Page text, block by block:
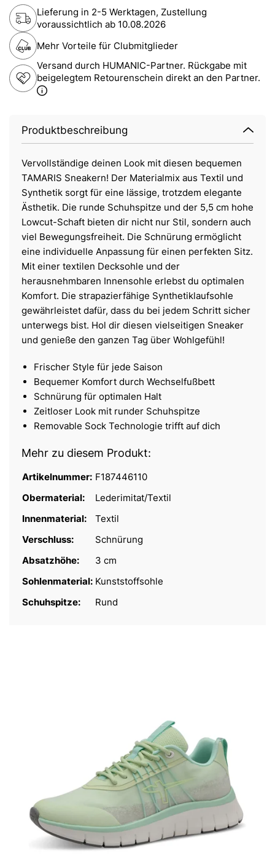
Lieferung in 2-5 Werktagen, Zustellung
voraussichtlich ab 10.08.2026
Mehr Vorteile für Clubmitglieder
Versand durch HUMANIC-Partner. Rückgabe mit
beigelegtem Retourenschein direkt an den Partner.
Produktbeschreibung
Vervollständige deinen Look mit diesen bequemen
TAMARIS Sneakern! Der Materialmix aus Textil und
Synthetik sorgt für eine lässige, trotzdem elegante
Ästhetik. Die runde Schuhspitze und der 5,5 cm hohe
Lowcut-Schaft bieten dir nicht nur Stil, sondern auch
viel Bewegungsfreiheit. Die Schnürung ermöglicht
eine individuelle Anpassung für einen perfekten Sitz.
Mit einer textilen Decksohle und der
herausnehmbaren Innensohle erlebst du optimalen
Komfort. Die strapazierfähige Synthetiklaufsohle
gewährleistet dafür, dass du bei jedem Schritt sicher
unterwegs bist. Hol dir diesen vielseitigen Sneaker
und genieße den ganzen Tag über Wohlgefühl!
Frischer Style für jede Saison
Bequemer Komfort durch Wechselfußbett
Schnürung für optimalen Halt
Zeitloser Look mit runder Schuhspitze
Removable Sock Technologie trifft auf dich
Mehr zu diesem Produkt:
Artikelnummer: F187446110
Obermaterial:
Lederimitat/Textil
Innenmaterial:
Textil
Verschluss:
Schnürung
Absatzhöhe:
3 cm
Sohlenmaterial: Kunststoffsohle
Schuhspitze:
Rund